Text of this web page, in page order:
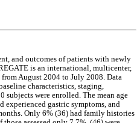
and outcomes of patients with newly
is an international, multicenter,
August 2004 to July 2008. Data
characteristics, staging,
subjects were enrolled. The mean age
experienced gastric symptoms, and
Only 6% (36) had family histories